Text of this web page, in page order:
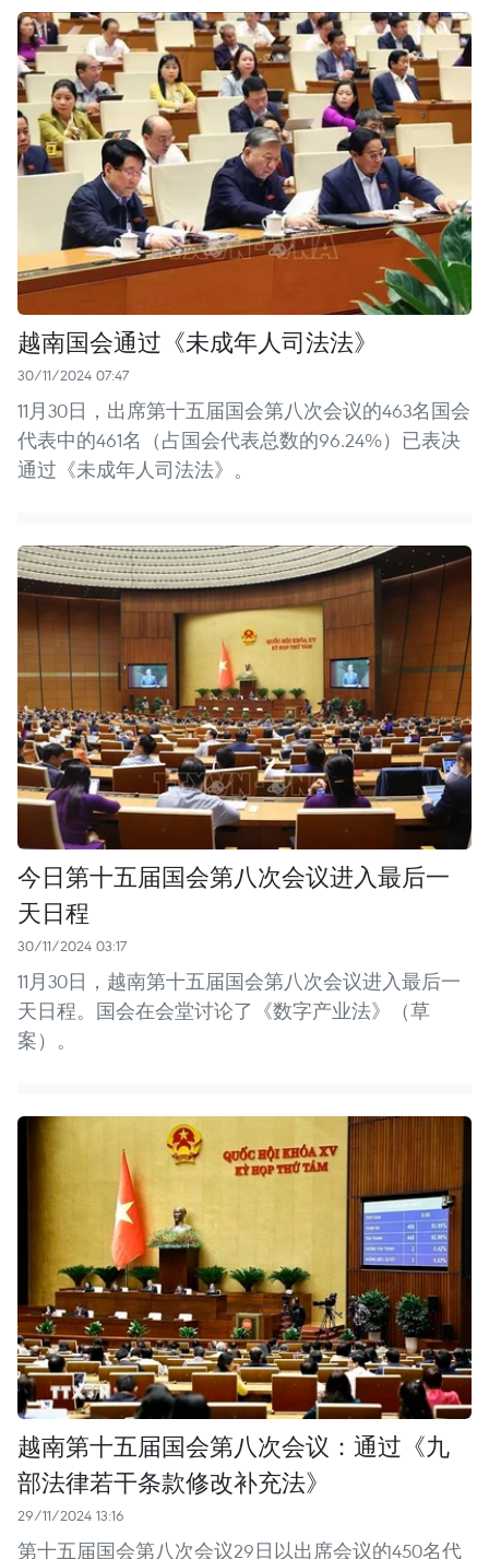
越南国会通过《未成年人司法法》
30/11/2024 07:47
11月30日，出席第十五届国会第八次会议的463名国会
代表中的461名（占国会代表总数的96.24%）已表决
通过《未成年人司法法》。
今日第十五届国会第八次会议进入最后一
天日程
30/11/2024 03:17
11月30日，越南第十五届国会第八次会议进入最后一
天日程。国会在会堂讨论了《数字产业法》（草
案）。
越南第十五届国会第八次会议：通过《九
部法律若干条款修改补充法》
29/11/2024 13:16
第十五届国会第八次会议29日以出席会议的450名代